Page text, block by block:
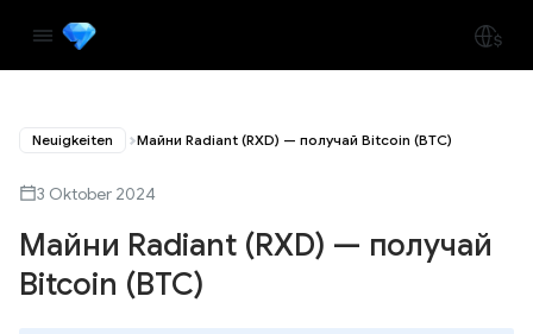
Neuigkeiten Майни Radiant (RXD) — получай Bitcoin (BTC)
3 Oktober 2024
Майни Radiant (RXD) — получай
Bitcoin (BTC)